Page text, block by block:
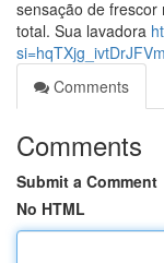
sensação de frescor
total. Sua lavadora
si=hqTXjg_ivtDrJFVm
Comments
Comments
Submit a Comment
No HTML